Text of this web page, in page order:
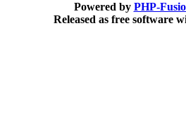
Powered by PHP-
Released as free software